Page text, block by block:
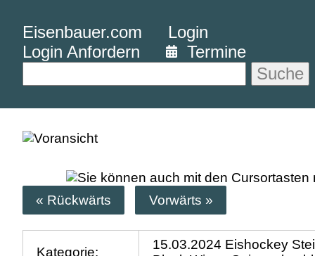
Eisenbauer.com
Login
Login Anfordern
Termine
Suche
« Rückwärts Vorwärts »
Kategorie:
15.03.2024 Eishockey